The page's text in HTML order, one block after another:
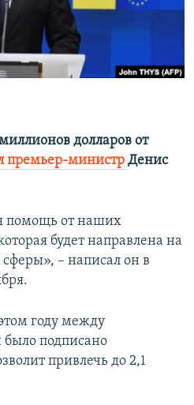
долларов от
премьер-министр Денис
помощь от наших
будет направлена на
– написал он в
году между
было подписано
привлечь до 2,1